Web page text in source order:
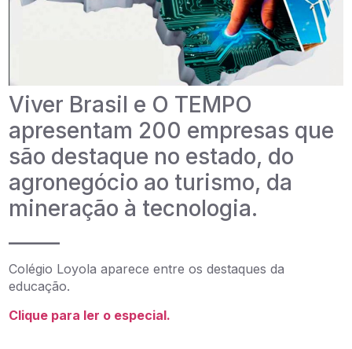
Viver Brasil e O TEMPO
apresentam 200 empresas que
são destaque no estado, do
agronegócio ao turismo, da
mineração à tecnologia.
Colégio Loyola aparece entre os destaques da
educação.
Clique para ler o especial.